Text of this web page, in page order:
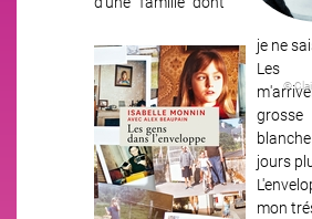
©
Image
je ne
Les
jours
mon